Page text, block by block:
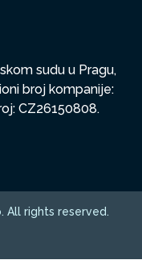
sudu u Pragu,
broj kompanije:
CZ26150808.
All rights reserved.